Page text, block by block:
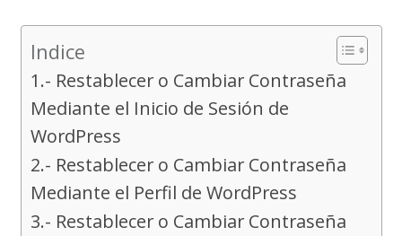
Indice
1.- Restablecer o Cambiar Contraseña
Mediante el Inicio de Sesión de
WordPress
2.- Restablecer o Cambiar Contraseña
Mediante el Perfil de WordPress
3.- Restablecer o Cambiar Contraseña